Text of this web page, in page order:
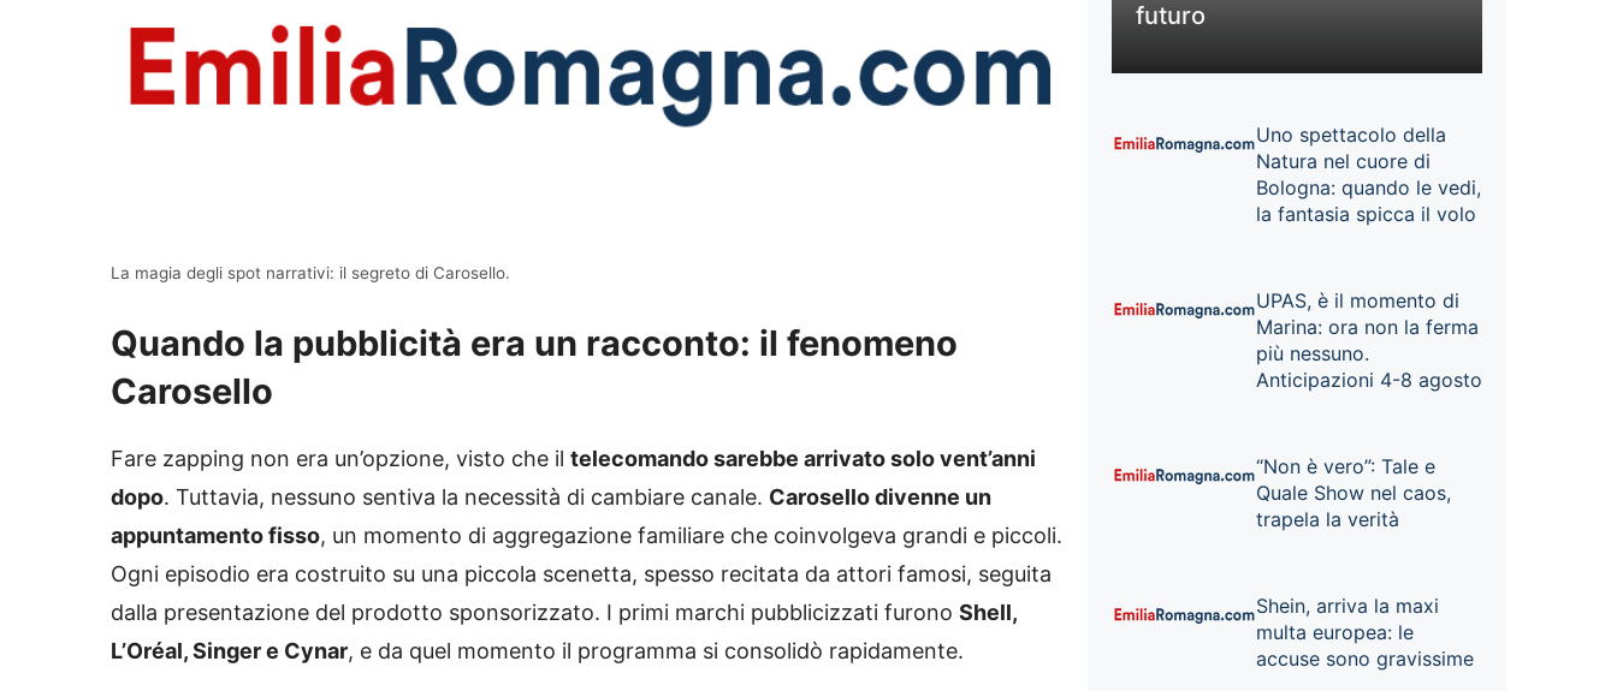
La magia degli spot narrativi: il segreto di Carosello.
Quando la pubblicità era un racconto: il fenomeno
Carosello
Fare zapping non era un’opzione, visto che il telecomando sarebbe arrivato solo vent’anni
dopo. Tuttavia, nessuno sentiva la necessità di cambiare canale. Carosello divenne un
appuntamento fisso, un momento di aggregazione familiare che coinvolgeva grandi e piccoli.
Ogni episodio era costruito su una piccola scenetta, spesso recitata da attori famosi, seguita
dalla presentazione del prodotto sponsorizzato. I primi marchi pubblicizzati furono Shell,
L’Oréal, Singer e Cynar, e da quel momento il programma si consolidò rapidamente.
futuro
Uno spettacolo della
Natura nel cuore di
Bologna: quando le vedi,
la fantasia spicca il volo
UPAS, è il momento di
Marina: ora non la ferma
più nessuno.
Anticipazioni 4-8 agosto
“Non è vero”: Tale e
Quale Show nel caos,
trapela la verità
Shein, arriva la maxi
multa europea: le
accuse sono gravissime